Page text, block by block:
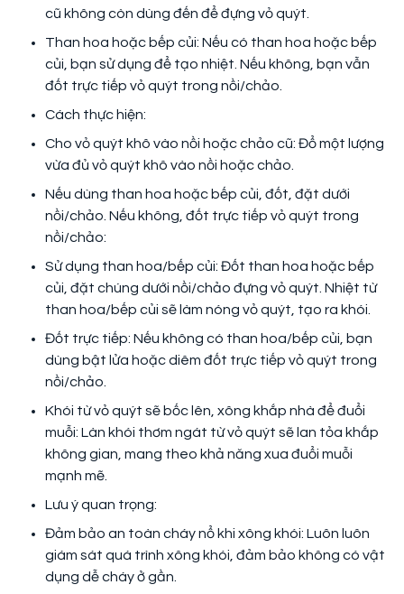
cũ không còn dùng đến để đựng vỏ quýt.
Than hoa hoặc bếp củi: Nếu có than hoa hoặc bếp
củi, bạn sử dụng để tạo nhiệt. Nếu không, bạn vẫn
đốt trực tiếp vỏ quýt trong nồi/chảo.
Cách thực hiện:
Cho vỏ quýt khô vào nồi hoặc chảo cũ: Đổ một lượng
vừa đủ vỏ quýt khô vào nồi hoặc chảo.
Nếu dùng than hoa hoặc bếp củi, đốt, đặt dưới
nồi/chảo. Nếu không, đốt trực tiếp vỏ quýt trong
nồi/chảo:
Sử dụng than hoa/bếp củi: Đốt than hoa hoặc bếp
củi, đặt chúng dưới nồi/chảo đựng vỏ quýt. Nhiệt từ
than hoa/bếp củi sẽ làm nóng vỏ quýt, tạo ra khói.
Đốt trực tiếp: Nếu không có than hoa/bếp củi, bạn
dùng bật lửa hoặc diêm đốt trực tiếp vỏ quýt trong
nồi/chảo.
Khói từ vỏ quýt sẽ bốc lên, xông khắp nhà để đuổi
muỗi: Làn khói thơm ngát từ vỏ quýt sẽ lan tỏa khắp
không gian, mang theo khả năng xua đuổi muỗi
mạnh mẽ.
Lưu ý quan trọng:
Đảm bảo an toàn cháy nổ khi xông khói: Luôn luôn
giám sát quá trình xông khói, đảm bảo không có vật
dụng dễ cháy ở gần.